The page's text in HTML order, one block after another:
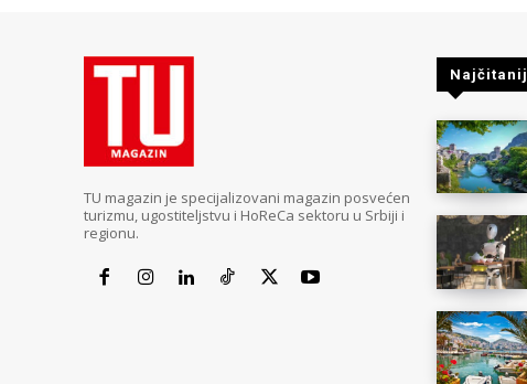
TU magazin je specijalizovani magazin posvećen
turizmu, ugostiteljstvu i HoReCa sektoru u Srbiji i
regionu.